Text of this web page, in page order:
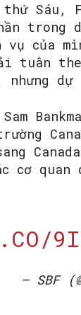
thứ
trong
vụ của
tuân
Sam
cơ
— SBF